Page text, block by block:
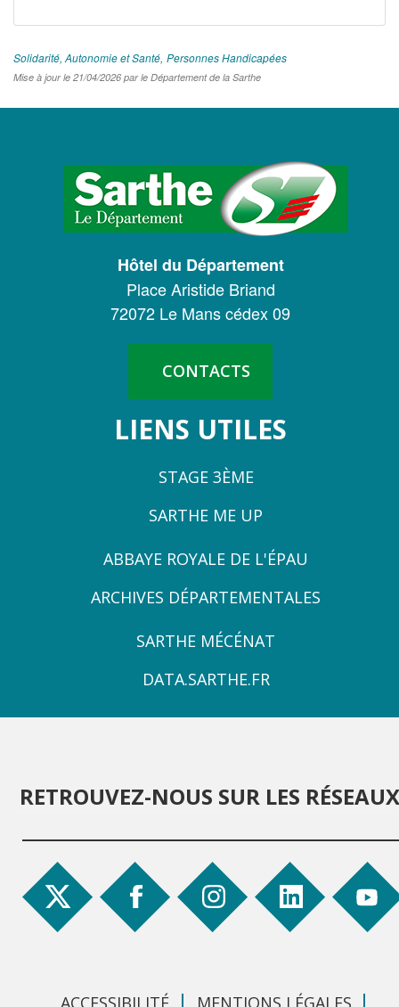
Solidarité, Autonomie et Santé Personnes Handicapées
Mise à jour le 21/04/2026 par le Département de la Sarthe
CONSEIL
DÉPARTEMENTAL
SARTHE
Hôtel du Département
Place Aristide Briand
72072 Le Mans cédex 09
CONTACTS
LIENS UTILES
STAGE 3ÈME
SARTHE ME UP
ZONEABBAYE ROYALE DE L'ÉPAU
ARCHIVES DÉPARTEMENTALES
SARTHE MÉCÉNAT
DATA.SARTHE.FR
RETROUVEZ-NOUS SUR LES RÉSEAUX
ACCESSIBILITÉ MENTIONS LÉGALES